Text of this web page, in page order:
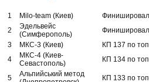
1 Milo-team (Киев)
2
Эдельвейс
(Симферополь)
3
МКС-3 (Киев)
КП 137 по
4
МКС-4 (Киев-
Севастополь)
КП 134 по
5
Альпийський метод
КП 133 по